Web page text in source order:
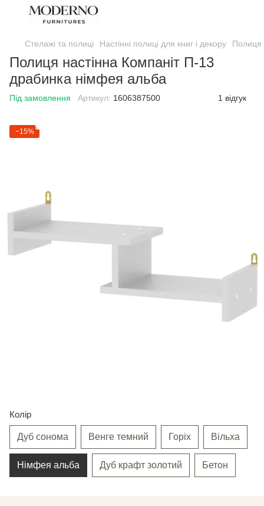
Стелажі та полиці Настінні полиці для книг і декору Полиця
Полиця настінна Компаніт П-13
драбинка німфея альба
Під замовлення Артикул: 1606387500 1 відгук
−15%
Колір
Дуб сонома Венге темний Горіх Вільха
Німфея альба Дуб крафт золотий Бетон